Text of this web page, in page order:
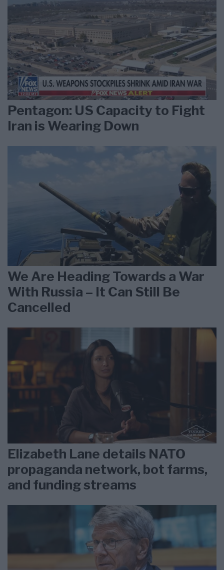
Pentagon: US Capacity to Fight
Iran is Wearing Down
We Are Heading Towards a War
With Russia – It Can Still Be
Cancelled
Elizabeth Lane details NATO
propaganda network, bot farms,
and funding streams